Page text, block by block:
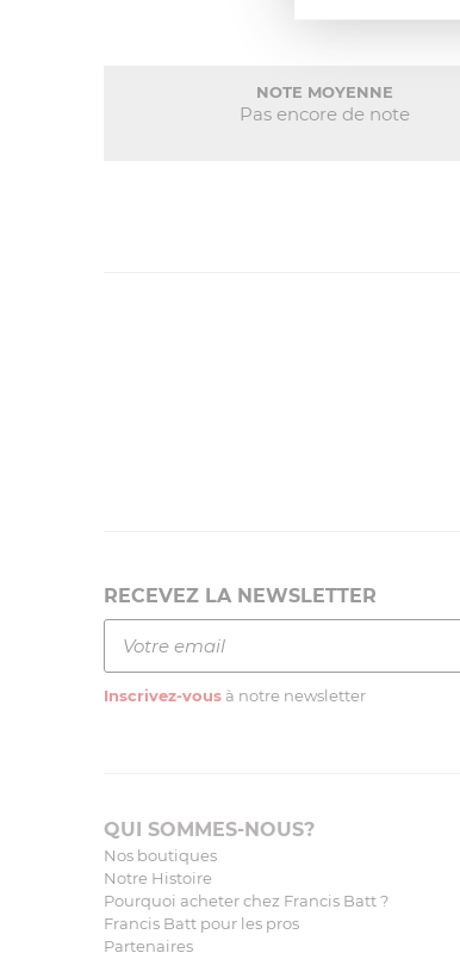
NOTE MOYENNE
Pas encore de note
RECEVEZ LA NEWSLETTER
Inscrivez-vous à notre newsletter
QUI SOMMES-NOUS?
Nos boutiques
Notre Histoire
Pourquoi acheter chez Francis Batt ?
Francis Batt pour les pros
Partenaires